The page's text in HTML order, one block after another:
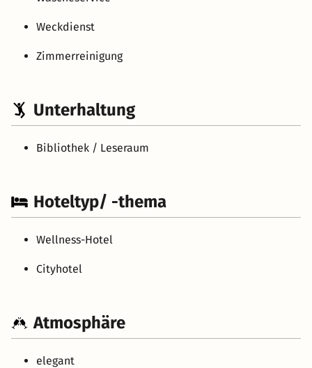
Weckdienst
Zimmerreinigung
Unterhaltung
Bibliothek / Leseraum
Hoteltyp/ -thema
Wellness-Hotel
Cityhotel
Atmosphäre
elegant